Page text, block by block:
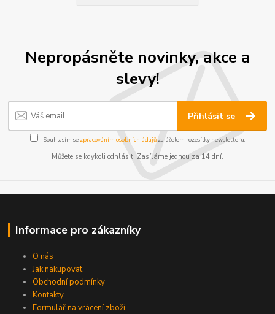
Nepropásněte novinky, akce a
slevy!
Přihlásit se
Souhlasím se zpracováním osobních údajůza účelem rozesílky newsletteru.
Můžete se kdykoli odhlásit. Zasíláme jednou za 14 dní.
Informace pro zákazníky
O nás
Jak nakupovat
Obchodní podmínky
Kontakty
Formulář na vrácení zboží